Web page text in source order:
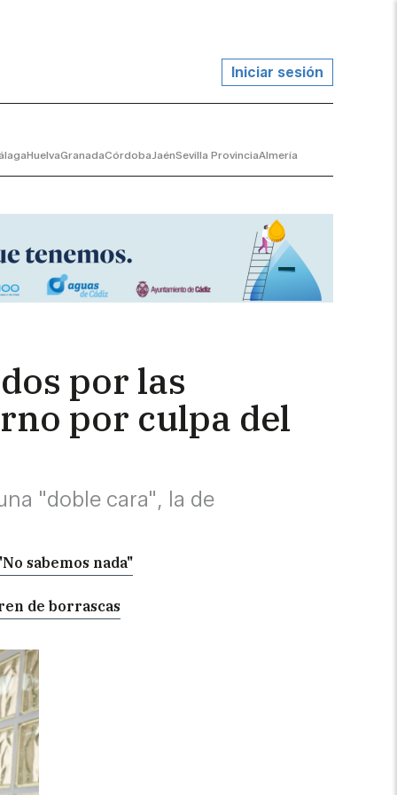
Iniciar sesión
HuelvaGranadaCórdobaJaénSevilla ProvinciaAlmería
por las
por culpa del
"doble cara", la de
sabemos nada"
de borrascas